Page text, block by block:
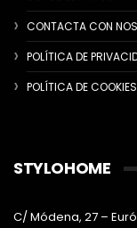
CONTACTA CON
POLÍTICA DE
POLÍTICA DE COOKIES
STYLOHOME
C/ Módena, 27 –